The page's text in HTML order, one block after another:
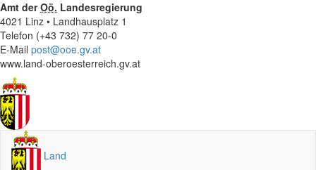
Amt derOö. Landesregierung
4021 Linz • Landhausplatz 1
Telefon (+43 732) 77 20-0
E-Mail post@ooe.gv.at
www.land-oberoesterreich.gv.at
Land